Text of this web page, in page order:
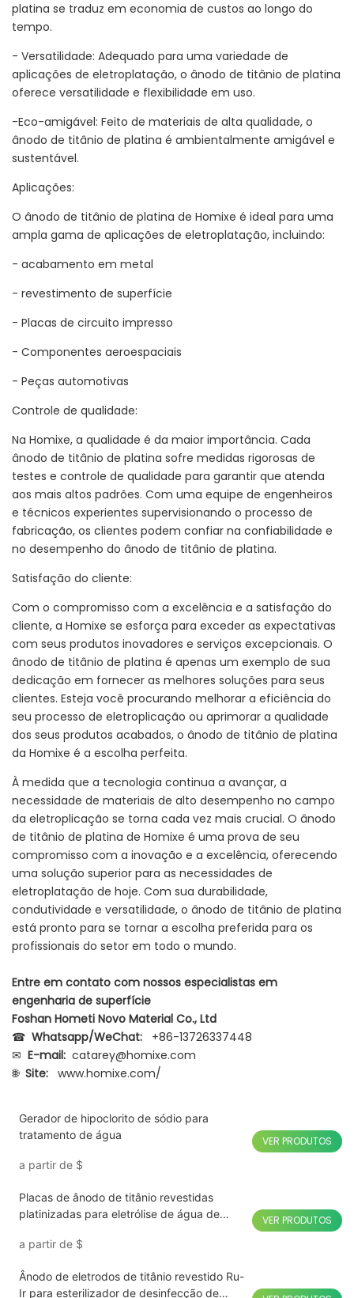
platina se traduz em economia de custos ao longo do
tempo.
- Versatilidade: Adequado para uma variedade de
aplicações de eletroplatação, o ânodo de titânio de platina
oferece versatilidade e flexibilidade em uso.
-Eco-amigável: Feito de materiais de alta qualidade, o
ânodo de titânio de platina é ambientalmente amigável e
sustentável.
Aplicações:
O ânodo de titânio de platina de Homixe é ideal para uma
ampla gama de aplicações de eletroplatação, incluindo:
- acabamento em metal
- revestimento de superfície
- Placas de circuito impresso
- Componentes aeroespaciais
- Peças automotivas
Controle de qualidade:
Na Homixe, a qualidade é da maior importância. Cada
ânodo de titânio de platina sofre medidas rigorosas de
testes e controle de qualidade para garantir que atenda
aos mais altos padrões. Com uma equipe de engenheiros
e técnicos experientes supervisionando o processo de
fabricação, os clientes podem confiar na confiabilidade e
no desempenho do ânodo de titânio de platina.
Satisfação do cliente:
Com o compromisso com a excelência e a satisfação do
cliente, a Homixe se esforça para exceder as expectativas
com seus produtos inovadores e serviços excepcionais. O
ânodo de titânio de platina é apenas um exemplo de sua
dedicação em fornecer as melhores soluções para seus
clientes. Esteja você procurando melhorar a eficiência do
seu processo de eletroplicação ou aprimorar a qualidade
dos seus produtos acabados, o ânodo de titânio de platina
da Homixe é a escolha perfeita.
À medida que a tecnologia continua a avançar, a
necessidade de materiais de alto desempenho no campo
da eletroplicação se torna cada vez mais crucial. O ânodo
de titânio de platina de Homixe é uma prova de seu
compromisso com a inovação e a excelência, oferecendo
uma solução superior para as necessidades de
eletroplatação de hoje. Com sua durabilidade,
condutividade e versatilidade, o ânodo de titânio de platina
está pronto para se tornar a escolha preferida para os
profissionais do setor em todo o mundo.
Entre em contato com nossos especialistas em
engenharia de superfície
Foshan Hometi Novo Material Co., Ltd
☎ Whatsapp/WeChat:
+86-13726337448
✉ E-mail: catarey@homixe.com
🌐 Site: www.homixe.com/
Gerador de hipoclorito de sódio para
tratamento de água
a partir de $
VER PRODUTOS
Placas de ânodo de titânio revestidas
platinizadas para eletrólise de água de
a partir de $
VER PRODUTOS
Ânodo de eletrodos de titânio revestido Ru-
Ir para esterilizador de desinfecção de